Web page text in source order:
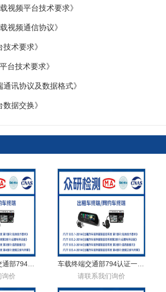
视频平台技术要求》
视频通信协议》
术要求》
台技术要求》
讯协议及数据格式》
据交换》
汽车行驶记录仪交通部794认证办理步骤介绍
询价
请联系我们询价